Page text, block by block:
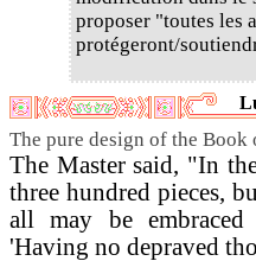
proposer "toutes les
protégeront/
The pure design of the Book
The Master said, "In
three hundred pieces,
all may be
'Having no depraved